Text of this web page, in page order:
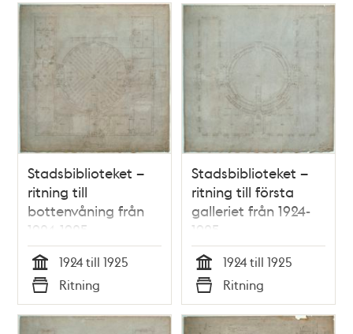
Stadsbiblioteket –
ritning till
bottenvåning från
1924-1925
Tid
1924 till 1925
Typ
Ritning
Stadsbiblioteket –
ritning till första
galleriet från 1924-
1925
Tid
1924 till 1925
Typ
Ritning